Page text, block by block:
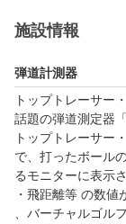
施設情報
弾道計測器
トップトレーサー
話題の弾道測定器
トップトレーサー
で、打ったボール
るモニターに表示
・飛距離等 の数
、バーチャルゴル